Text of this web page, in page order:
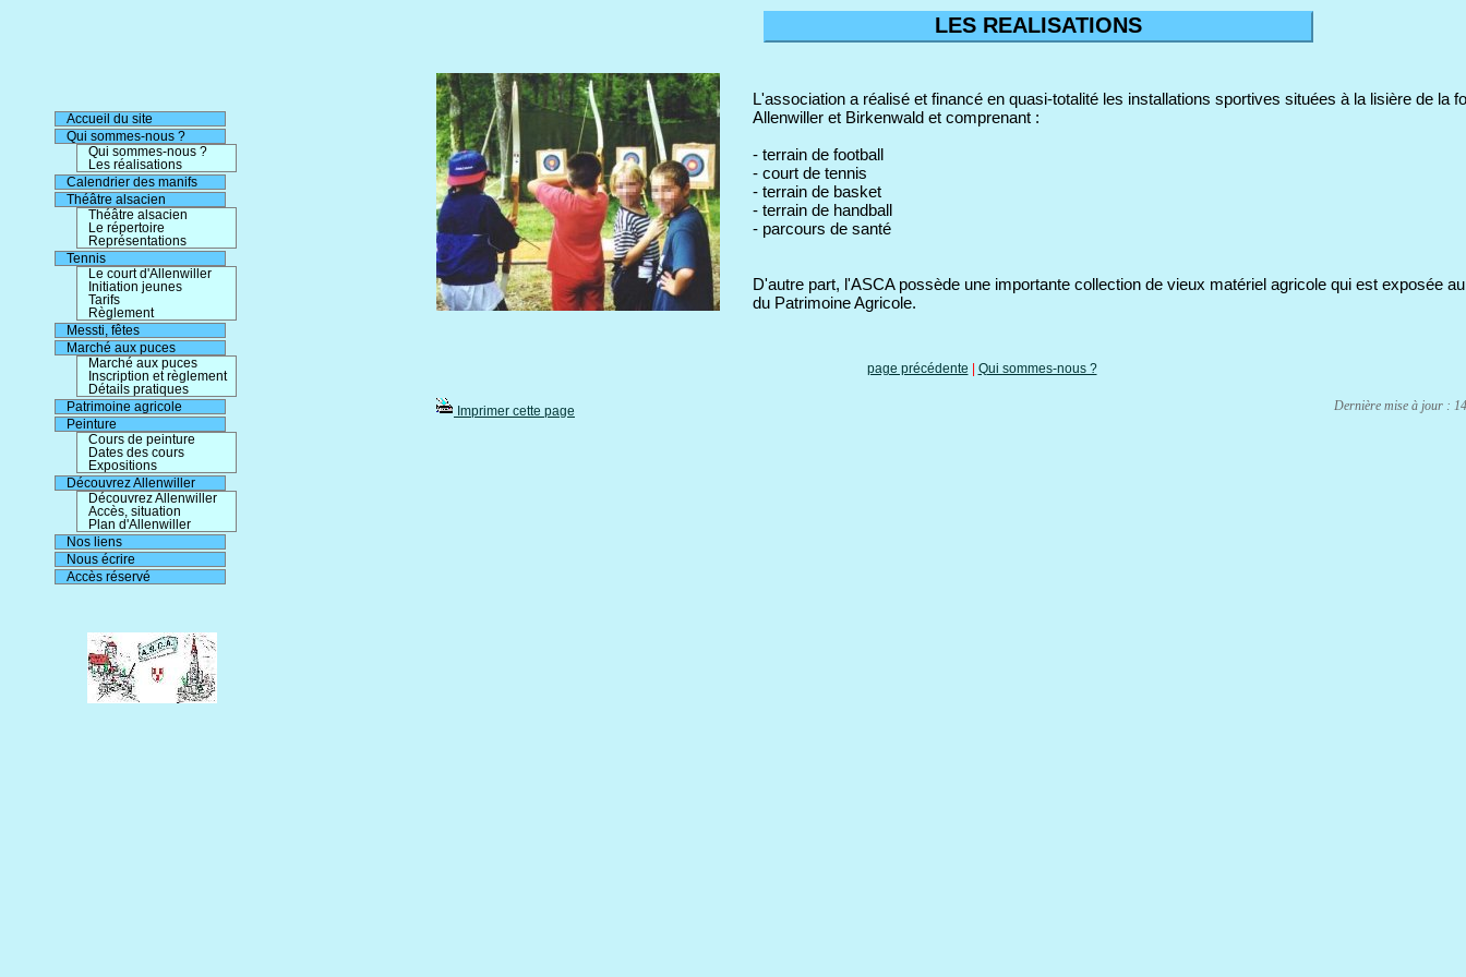
Accueil du site
Qui sommes-nous ?
Qui sommes-nous ?
Les réalisations
Calendrier des manifs
Théâtre alsacien
Théâtre alsacien
Le répertoire
Représentations
Tennis
Le court d'Allenwiller
Initiation jeunes
Tarifs
Règlement
Messti, fêtes
Marché aux puces
Marché aux puces
Inscription et règlement
Détails pratiques
Patrimoine agricole
Peinture
Cours de peinture
Dates des cours
Expositions
Découvrez Allenwiller
Découvrez Allenwiller
Accès, situation
Plan d'Allenwiller
Nos liens
Nous écrire
Accès réservé
LES REALISATIONS
L'association a réalisé et financé en quasi-totalité les installations sportives situées à la lisière de la
Allenwiller et Birkenwald et comprenant :
- terrain de football
- court de tennis
- terrain de basket
- terrain de handball
- parcours de santé
D'autre part, l'ASCA possède une importante collection de vieux matériel agricole qui est exposée
du Patrimoine Agricole.
page précédente Qui sommes-nous ?
Dernière mise à jour :
Imprimer cette page